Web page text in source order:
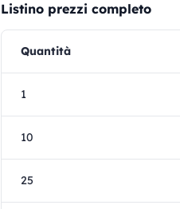
Listino prezzi completo
Quantità
1
10
25